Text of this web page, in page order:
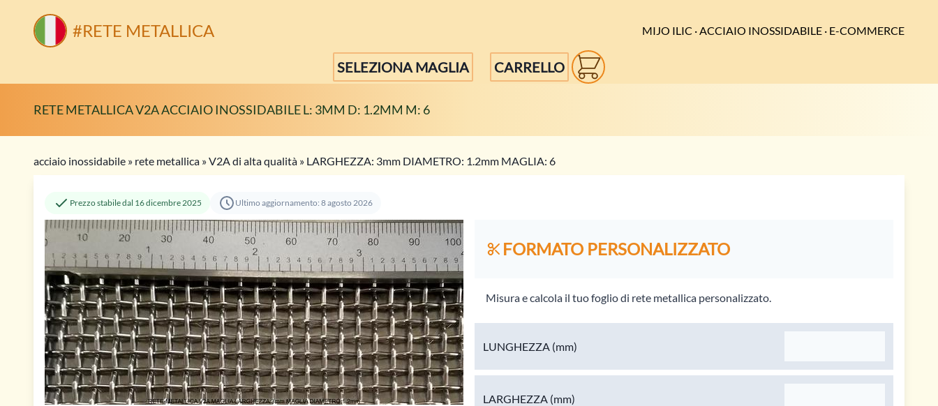
#RETE METALLICA MIJO ILIC · ACCIAIO INOSSIDABILE · E-COMMERCE
SELEZIONA MAGLIA CARRELLO
RETE METALLICA V2A ACCIAIO INOSSIDABILE L: 3MM D: 1.2MM M: 6
acciaio inossidabile » rete metallica »V2A di alta qualità » LARGHEZZA: 3mm DIAMETRO: 1.2mm MAGLIA: 6
Prezzo stabile dal 16 dicembre 2025 Ultimo aggiornamento: 8 agosto 2026
FORMATO PERSONALIZZATO
Misura e calcola il tuo foglio di rete metallica personalizzato.
LUNGHEZZA (mm)
LARGHEZZA (mm)